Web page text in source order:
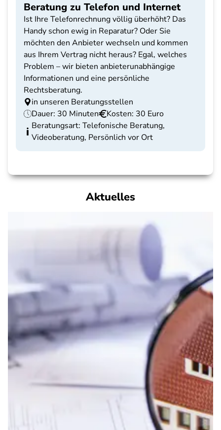
Beratung zu Telefon und Internet
Ist Ihre Telefonrechnung völlig überhöht? Das
Handy schon ewig in Reparatur? Oder Sie
möchten den Anbieter wechseln und kommen
aus Ihrem Vertrag nicht heraus? Egal, welches
Problem – wir bieten anbieterunabhängige
Informationen und eine persönliche
Rechtsberatung.
in unseren Beratungsstellen
Dauer: 30 Minuten
Kosten: 30 Euro
Beratungsart: Telefonische Beratung,
Videoberatung, Persönlich vor Ort
Aktuelles